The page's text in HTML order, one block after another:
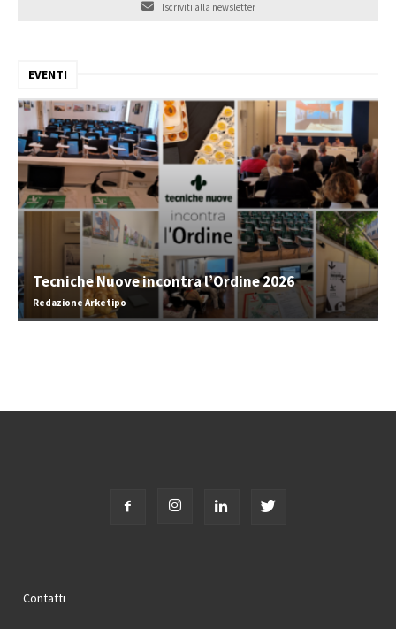
Iscriviti alla newsletter
EVENTI
Tecniche Nuove incontra l’Ordine 2026
Redazione Arketipo
Contatti